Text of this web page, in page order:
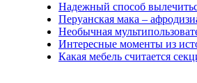
Надежный способ
Перуанская мака –
Необычная
Интересные моменты из
Какая мебель считается